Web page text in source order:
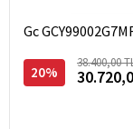
Gc
20%
38.400,00